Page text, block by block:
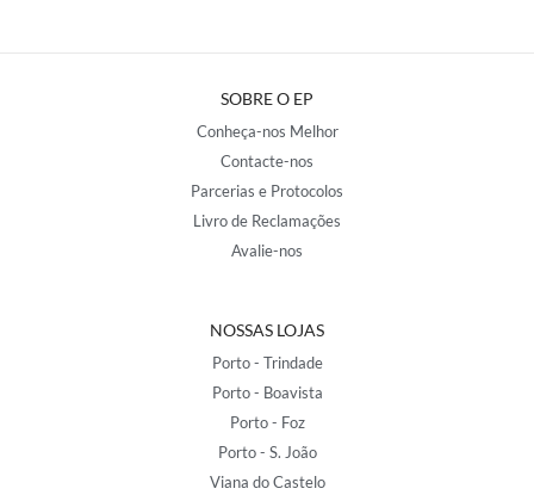
SOBRE O EP
Conheça-nos Melhor
Contacte-nos
Parcerias e Protocolos
Livro de Reclamações
Avalie-nos
NOSSAS LOJAS
Porto - Trindade
Porto - Boavista
Porto - Foz
Porto - S. João
Viana do Castelo